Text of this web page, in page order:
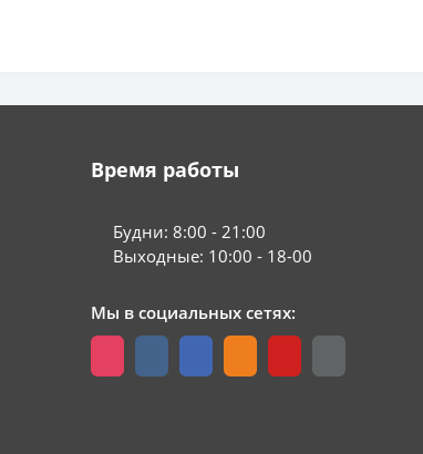
Время работы
Будни: 8:00 - 21:00
Выходные: 10:00 - 18-00
Мы в социальных сетях: